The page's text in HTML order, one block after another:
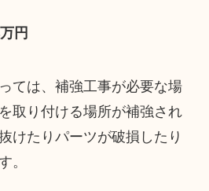
円
ては、補強工事が必要な場
取り付ける場所が補強され
けたりパーツが破損したり
。